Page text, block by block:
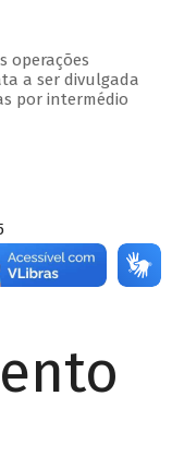
operações
a ser divulgada
por intermédio